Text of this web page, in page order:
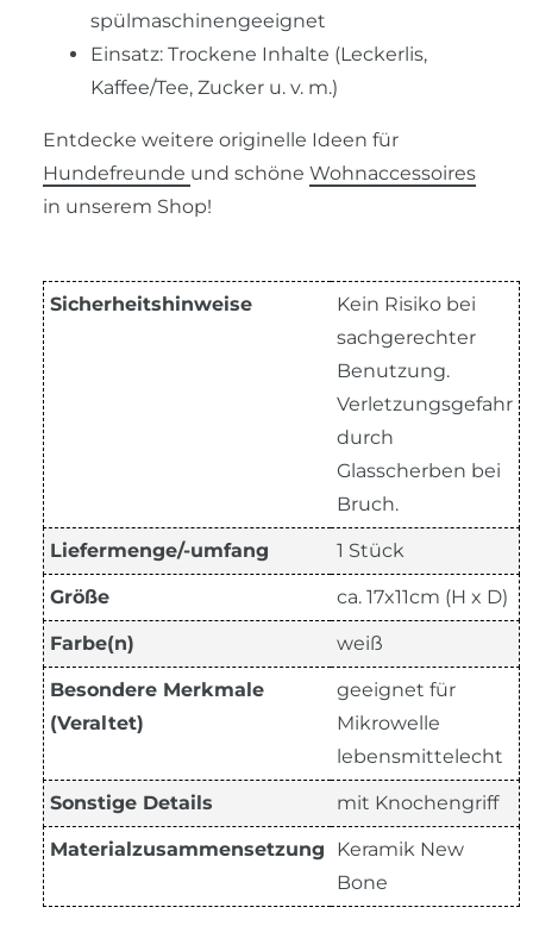
spülmaschinengeeignet
Einsatz: Trockene Inhalte (Leckerlis,
Kaffee/Tee, Zucker u. v. m.)
Entdecke weitere originelle Ideen für
Hundefreunde und schöne Wohnaccessoires
in unserem Shop!
Sicherheitshinweise
Kein Risiko bei
sachgerechter
Benutzung.
Verletzungsgefahr
durch
Glasscherben bei
Bruch.
Liefermenge/-umfang 1 Stück
Größe ca. 17x11cm (H x D)
Farbe(n) weiß
Besondere Merkmale
(Veraltet)
geeignet für
Mikrowelle
lebensmittelecht
Sonstige Details mit Knochengriff
Materialzusammensetzung
Keramik New
Bone